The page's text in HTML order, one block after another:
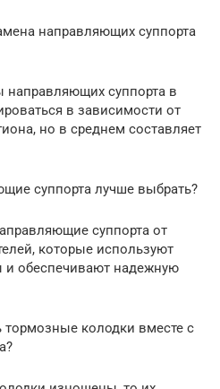
направляющих суппорта
направляющих суппорта в
в зависимости от
но в среднем составляет
суппорта лучше выбрать?
суппорта от
которые используют
и обеспечивают надежную
колодки вместе с